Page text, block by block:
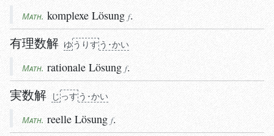
Math. komplexe Lösung f.
有理数解 ゆう りすう･かい
Math. rationale Lösung f.
実数解 じっすう･かい
Math. reelle Lösung f.